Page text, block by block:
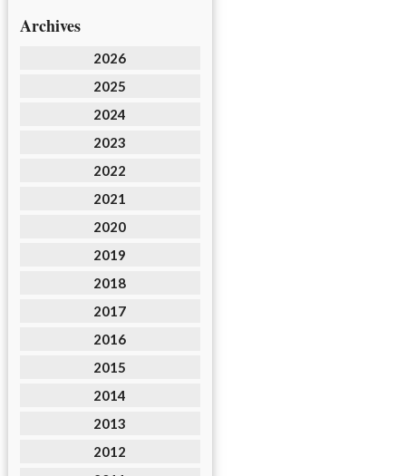
Archives
2026
2025
2024
2023
2022
2021
2020
2019
2018
2017
2016
2015
2014
2013
2012